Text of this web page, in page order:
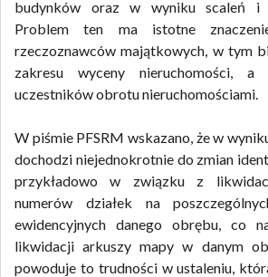
budynków oraz w wyniku scaleń i
Problem ten ma istotne
rzeczoznawców majątkowych, w tym
zakresu wyceny nieruchomości,
uczestników obrotu nieruchomościami.
W piśmie PFSRM wskazano, że w
dochodzi niejednokrotnie do zmian
przykładowo w związku z
numerów działek na
ewidencyjnych danego obrębu, co
likwidacji arkuszy mapy w danym
powoduje to trudności w ustaleniu,